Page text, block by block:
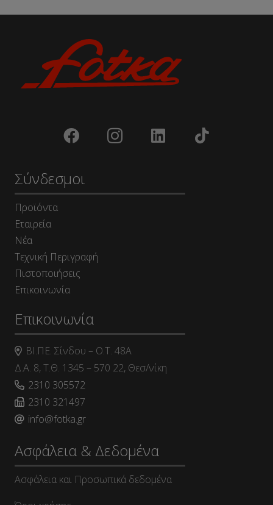
Σύνδεσμοι
Προϊόντα
Εταιρεία
Νέα
Τεχνική Περιγραφή
Πιστοποιήσεις
Επικοινωνία
Επικοινωνία
ΒΙ.ΠΕ. Σίνδου – Ο.Τ. 48Α
Δ.Α. 8, Τ.Θ. 1345 – 570 22, Θεσ/νίκη
2310 305572
2310 321497
info@fotka.gr
Ασφάλεια & Δεδομένα
Ασφάλεια και Προσωπικά δεδομένα